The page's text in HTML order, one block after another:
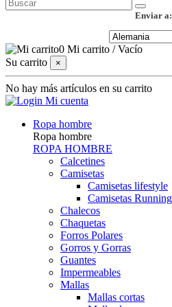
Enviar a:
0 Mi carrito /Vacío
Su carrito
×
No hay más artículos en su carrito
Mi cuenta
Ropa hombre
Ropa hombre
ROPA HOMBRE
Calcetines
Camisetas
Camisetas lifestyle
Camisetas Running
Chalecos
Chaquetas
Forros Polares
Gorros y Gorras
Guantes
Impermeables
Mallas
Mallas cortas